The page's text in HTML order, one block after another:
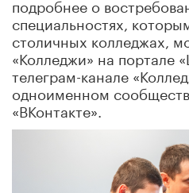
специальностях,
столичных колледжах,
«Колледжи» на портале
телеграм-канале
одноименном
«ВКонтакте».